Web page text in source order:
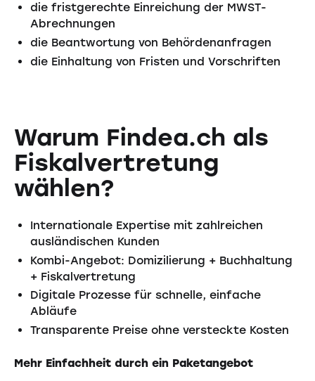
die fristgerechte Einreichung der MWST-
Abrechnungen
die Beantwortung von Behördenanfragen
die Einhaltung von Fristen und Vorschriften
Warum Findea.ch als
Fiskalvertretung
wählen?
Internationale Expertise mit zahlreichen
ausländischen Kunden
Kombi-Angebot: Domizilierung + Buchhaltung
+ Fiskalvertretung
Digitale Prozesse für schnelle, einfache
Abläufe
Transparente Preise ohne versteckte Kosten
Mehr Einfachheit durch ein Paketangebot